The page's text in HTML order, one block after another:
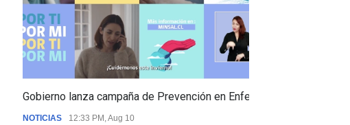
Gobierno lanza campaña de Prevención en Enfermedades
NOTICIAS 12:33 PM, Aug 10